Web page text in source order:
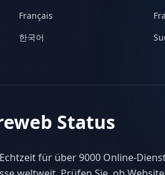
Français
한국어
Status
für über 9000 Online-